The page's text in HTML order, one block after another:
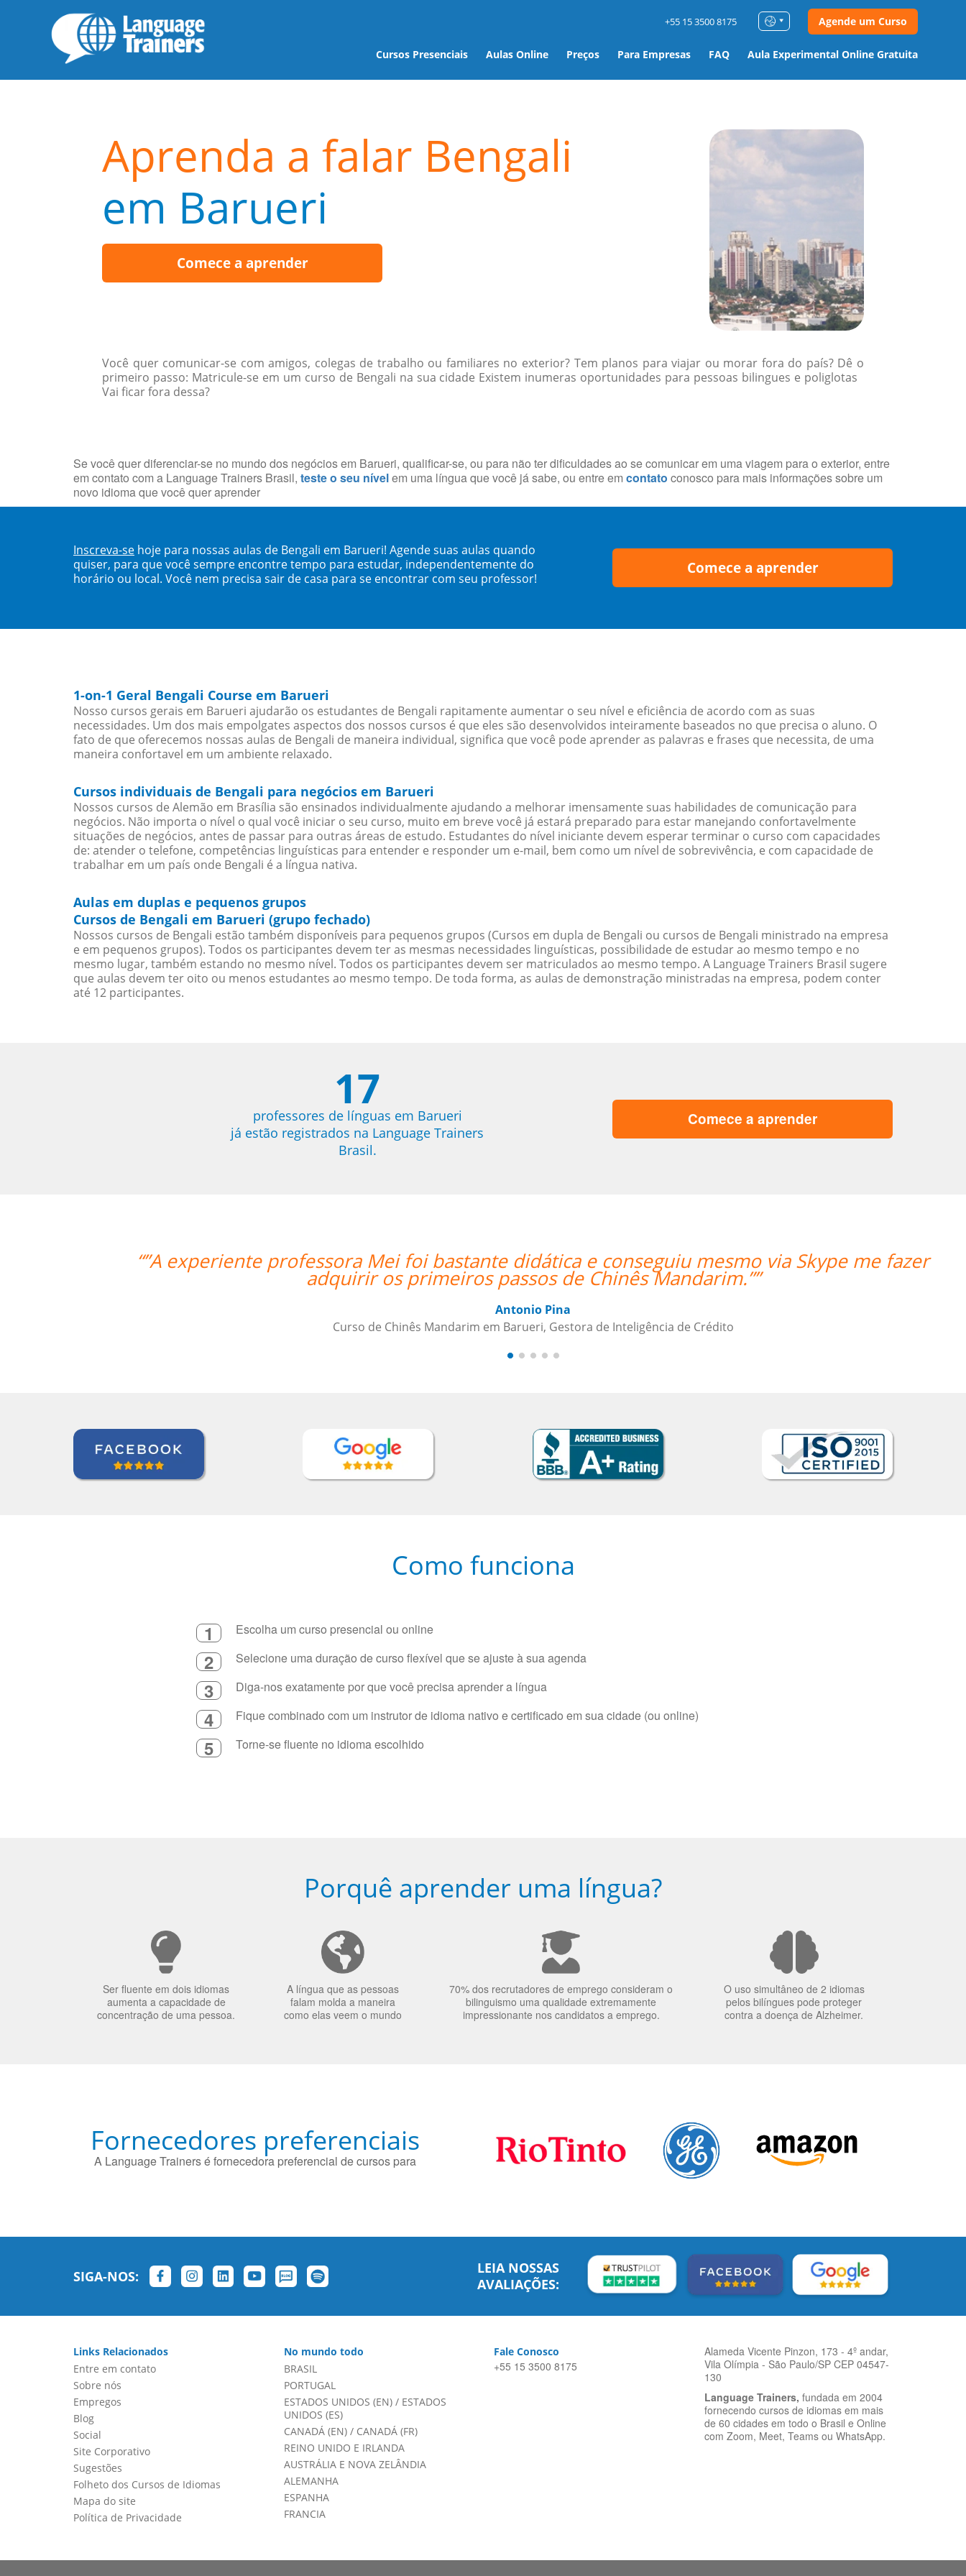
Cursos Presenciais Aulas Online Preços Para Empresas FAQ Aula Experimental Online Gratuita
+55 15 3500 8175 Agende um Curso
Aprenda a falar Bengali
em Barueri
Comece a aprender
Você quer comunicar-se com amigos, colegas de trabalho ou familiares no exterior? Tem planos para viajar ou morar fora do país? Dê o
primeiro passo: Matricule-se em um curso de Bengali na sua cidade Existem inumeras oportunidades para pessoas bilingues e poliglotas
Vai ficar fora dessa?
Se você quer diferenciar-se no mundo dos negócios em Barueri, qualificar-se, ou para não ter dificuldades ao se comunicar em uma viagem para o exterior, entre
em contato com a Language Trainers Brasil, teste o seu nívelem uma língua que você já sabe, ou entre em contato conosco para mais informações sobre um
novo idioma que você quer aprender
Inscreva-se hoje para nossas aulas de Bengali em Barueri! Agende suas aulas quando
quiser, para que você sempre encontre tempo para estudar, independentemente do
horário ou local. Você nem precisa sair de casa para se encontrar com seu professor!
Comece a aprender
1-on-1 Geral Bengali Course em Barueri
Nosso cursos gerais em Barueri ajudarão os estudantes de Bengali rapitamente aumentar o seu nível e eficiência de acordo com as suas
necessidades. Um dos mais empolgates aspectos dos nossos cursos é que eles são desenvolvidos inteiramente baseados no que precisa o aluno. O
fato de que oferecemos nossas aulas de Bengali de maneira individual, significa que você pode aprender as palavras e frases que necessita, de uma
maneira confortavel em um ambiente relaxado.
Cursos individuais de Bengali para negócios em Barueri
Nossos cursos de Alemão em Brasília são ensinados individualmente ajudando a melhorar imensamente suas habilidades de comunicação para
negócios. Não importa o nível o qual você iniciar o seu curso, muito em breve você já estará preparado para estar manejando confortavelmente
situações de negócios, antes de passar para outras áreas de estudo. Estudantes do nível iniciante devem esperar terminar o curso com capacidades
de: atender o telefone, competências linguísticas para entender e responder um e-mail, bem como um nível de sobrevivência, e com capacidade de
trabalhar em um país onde Bengali é a língua nativa.
Aulas em duplas e pequenos grupos
Cursos de Bengali em Barueri (grupo fechado)
Nossos cursos de Bengali estão também disponíveis para pequenos grupos (Cursos em dupla de Bengali ou cursos de Bengali ministrado na empresa
e em pequenos grupos). Todos os participantes devem ter as mesmas necessidades linguísticas, possibilidade de estudar ao mesmo tempo e no
mesmo lugar, também estando no mesmo nível. Todos os participantes devem ser matriculados ao mesmo tempo. A Language Trainers Brasil sugere
que aulas devem ter oito ou menos estudantes ao mesmo tempo. De toda forma, as aulas de demonstração ministradas na empresa, podem conter
até 12 participantes.
17
professores de línguas em Barueri
já estão registrados na Language Trainers
Brasil.
Comece a aprender
Mei foi bastante didática e conseguiu mesmo via Skype me fazer
os primeiros passos de Chinês Mandarim.””
de Chinês Mandarim em Barueri, Gestora de Inteligência de Crédito
“”My teacher is very
Como funciona
1 Escolha um curso presencial ou online
2 Selecione uma duração de curso flexível que se ajuste à sua agenda
3 Diga-nos exatamente por que você precisa aprender a língua
4 Fique combinado com um instrutor de idioma nativo e certificado em sua cidade (ou online)
5 Torne-se fluente no idioma escolhido
Porquê aprender uma língua?
Ser fluente em dois idiomas
aumenta a capacidade de
concentração de uma pessoa.
A língua que as pessoas
falam molda a maneira
como elas veem o mundo
70% dos recrutadores de emprego consideram o
bilinguismo uma qualidade extremamente
impressionante nos candidatos a emprego.
O uso simultâneo de 2 idiomas
pelos bilíngues pode proteger
contra a doença de Alzheimer.
Fornecedores preferenciais
A Language Trainers é fornecedora preferencial de cursos para
SIGA-NOS:
LEIA NOSSAS
AVALIAÇÕES:
Links Relacionados
Entre em contato
Sobre nós
Empregos
Blog
Social
Site Corporativo
Sugestões
Folheto dos Cursos de Idiomas
Mapa do site
Política de Privacidade
No mundo todo
BRASIL
PORTUGAL
ESTADOS UNIDOS (EN)/ ESTADOS
UNIDOS (ES)
CANADÁ (EN)/ CANADÁ (FR)
REINO UNIDO E IRLANDA
AUSTRÁLIA E NOVA ZELÂNDIA
ALEMANHA
ESPANHA
FRANCIA
Fale Conosco
+55 15 3500 8175
Alameda Vicente Pinzon, 173 - 4º andar,
Vila Olímpia - São Paulo/SP CEP 04547-
130
Language Trainers, fundada em 2004
fornecendo cursos de idiomas em mais
de 60 cidades em todo o Brasil e Online
com Zoom, Meet, Teams ou WhatsApp.